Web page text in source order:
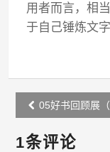
用者而言，相
于自己锤炼文
Post
navigation
05好书回顾展（
1条评论